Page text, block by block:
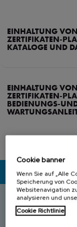
EINHALTUNG
ZERTIFIKATEN-
KATALOGE UND
156.74 KB
EINHALTUNG
ZERTIFIKATEN-
BEDIENUNGS-
306.63 KB
SPANIEN
Cookie banner
Wenn Sie auf „Alle
Speicherung von
Websitenavigation
analysieren und
Cookie Richtlinie